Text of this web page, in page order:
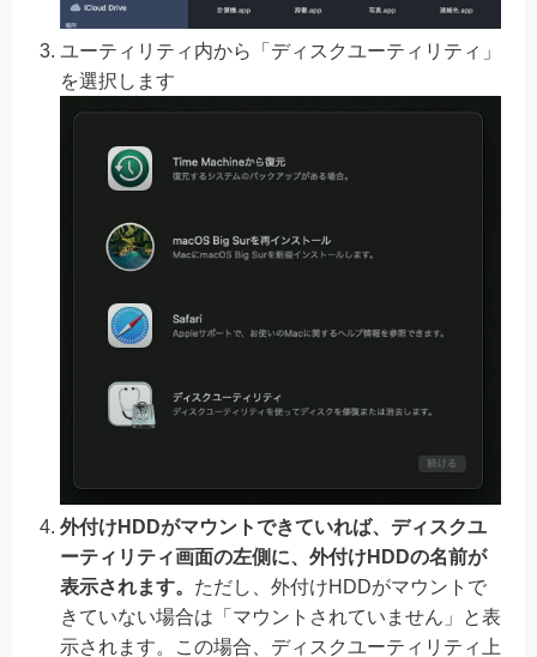
ユーティリティ内から「ディスクユーティリティ」
を選択します
外付けHDDがマウントできていれば、ディスクユ
ーティリティ画面の左側に、外付けHDDの名前が
表示されます。 ただし、外付けHDDがマウントで
きていない場合は「マウントされていません」と表
示されます。この場合、ディスクユーティリティ上